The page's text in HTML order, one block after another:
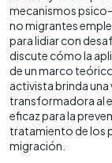
mecanismos
no migrantes
para lidiar con
discute cómo la
de un marco
activista brinda una
transformadora al
eficaz para la
tratamiento de los
migración.